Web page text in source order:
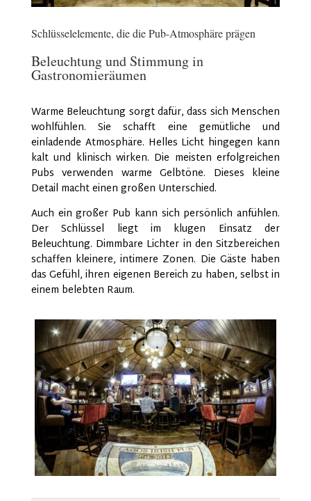
Schlüsselelemente, die die Pub-Atmosphäre prägen
Beleuchtung und Stimmung in
Gastronomieräumen
Warme Beleuchtung sorgt dafür, dass sich Menschen
wohlfühlen. Sie schafft eine gemütliche und
einladende Atmosphäre. Helles Licht hingegen kann
kalt und klinisch wirken. Die meisten erfolgreichen
Pubs verwenden warme Gelbtöne. Dieses kleine
Detail macht einen großen Unterschied.
Auch ein großer Pub kann sich persönlich anfühlen.
Der Schlüssel liegt im klugen Einsatz der
Beleuchtung. Dimmbare Lichter in den Sitzbereichen
schaffen kleinere, intimere Zonen. Die Gäste haben
das Gefühl, ihren eigenen Bereich zu haben, selbst in
einem belebten Raum.